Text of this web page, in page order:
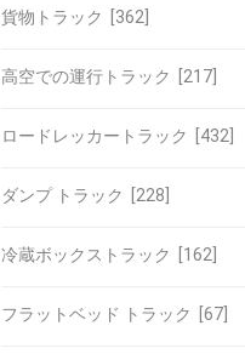
貨物トラック [362]
高空での運行トラック [217]
ロードレッカートラック [432]
ダンプ トラック [228]
冷蔵ボックストラック [162]
フラットベッド トラック [67]